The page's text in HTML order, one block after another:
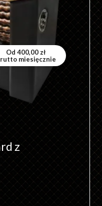
Od400,00 zł
miesięcznie
z